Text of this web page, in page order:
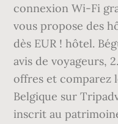
connexion Wi-Fi
vous propose des
dès EUR ! hôtel.
avis de voyageurs,
offres et comparez
Belgique sur
inscrit au